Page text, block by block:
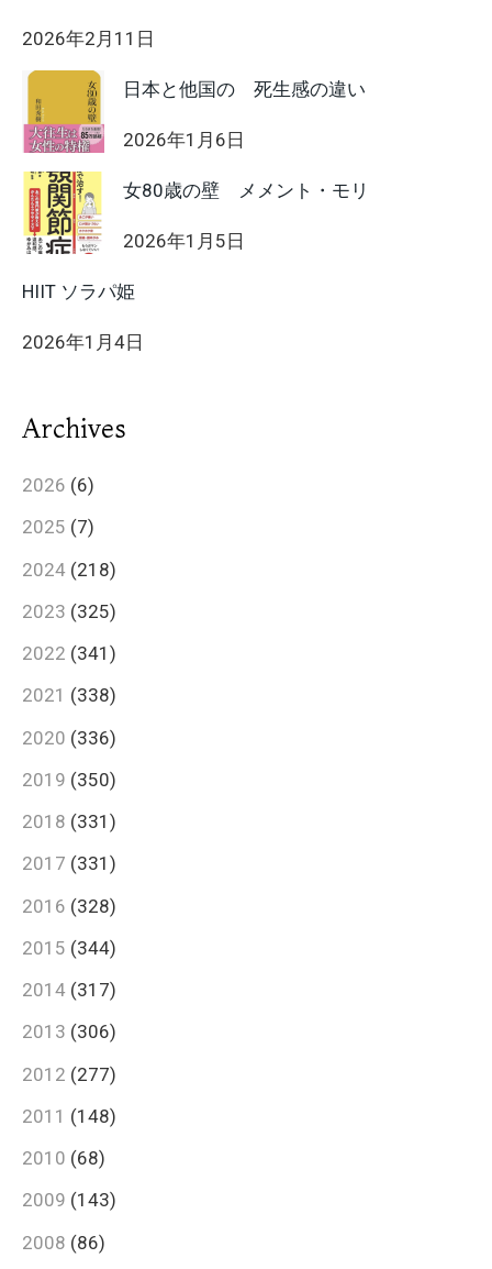
2026年2月11日
日本と他国の 死生感の違い
2026年1月6日
女80歳の壁 メメント・モリ
2026年1月5日
HIIT ソラパ姫
2026年1月4日
Archives
2026 (6)
2025 (7)
2024 (218)
2023 (325)
2022 (341)
2021 (338)
2020 (336)
2019 (350)
2018 (331)
2017 (331)
2016 (328)
2015 (344)
2014 (317)
2013 (306)
2012 (277)
2011 (148)
2010 (68)
2009 (143)
2008 (86)